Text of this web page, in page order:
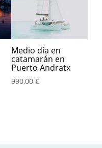
Medio día en
catamarán en
Puerto Andratx
990,00€